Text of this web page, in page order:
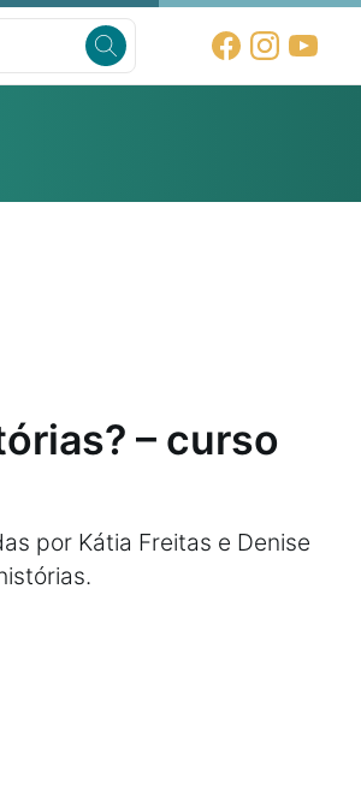
– curso
por Kátia Freitas e Denise